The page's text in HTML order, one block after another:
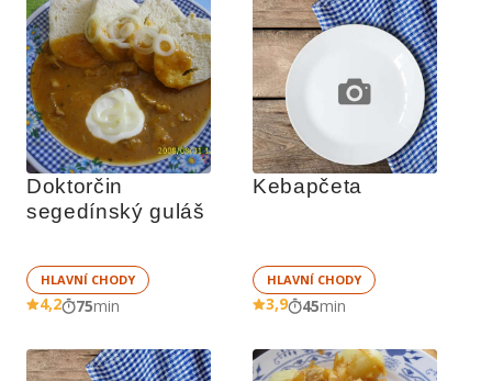
Doktorčin
segedínský guláš
HLAVNÍ CHODY
4,2 75min
Kebapčeta
HLAVNÍ CHODY
3,9 45min